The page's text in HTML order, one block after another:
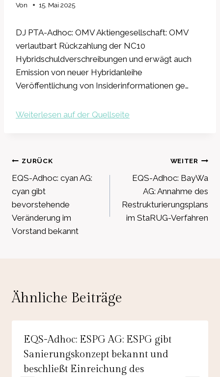
Von 15. Mai 2025
DJ PTA-Adhoc: OMV Aktiengesellschaft: OMV
verlautbart Rückzahlung der NC10
Hybridschuldverschreibungen und erwägt auch
Emission von neuer Hybridanleihe
Veröffentlichung von Insiderinformationen ge…
Weiterlesen auf der Quellseite
Beitragsnavigation
ZURÜCK
EQS-Adhoc: cyan AG:
cyan gibt
bevorstehende
Veränderung im
Vorstand bekannt
WEITER
EQS-Adhoc: BayWa
AG: Annahme des
Restrukturierungsplans
im StaRUG-Verfahren
Ähnliche Beiträge
EQS-Adhoc: ESPG AG: ESPG gibt
Sanierungskonzept bekannt und
beschließt Einreichung des